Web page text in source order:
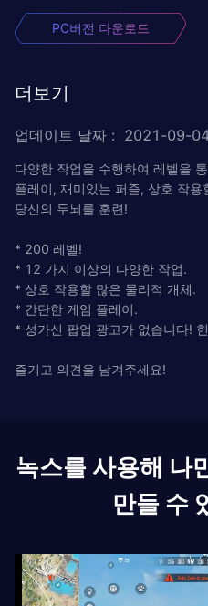
PC버전 다운로드
더보기
업데이트 날짜 : 2021-09-
다양한 작업을 수행하여 레벨을
플레이, 재미있는 퍼즐, 상호 작
당신의 두뇌를 훈련!
* 200 레벨!
* 12 가지 이상의 다양한 작업.
* 상호 작용할 많은 물리적 개체.
* 간단한 게임 플레이.
* 성가신 팝업 광고가 없습니다!
즐기고 의견을 남겨주세요!
녹스를 사용해 나
만들 수